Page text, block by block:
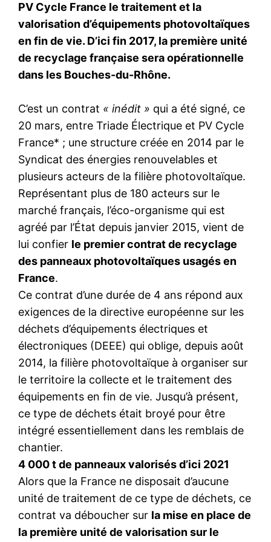
PV Cycle France le traitement et la
valorisation d’équipements photovoltaïques
en fin de vie. D’ici fin 2017, la première unité
de recyclage française sera opérationnelle
dans les Bouches-du-Rhône.
C’est un contrat « inédit » qui a été signé, ce
20 mars, entre Triade Électrique et PV Cycle
France* ; une structure créée en 2014 par le
Syndicat des énergies renouvelables et
plusieurs acteurs de la filière photovoltaïque.
Représentant plus de 180 acteurs sur le
marché français, l’éco-organisme qui est
agréé par l’État depuis janvier 2015, vient de
lui confier le premier contrat de recyclage
des panneaux photovoltaïques usagés en
France.
Ce contrat d’une durée de 4 ans répond aux
exigences de la directive européenne sur les
déchets d’équipements électriques et
électroniques (DEEE) qui oblige, depuis août
2014, la filière photovoltaïque à organiser sur
le territoire la collecte et le traitement des
équipements en fin de vie. Jusqu’à présent,
ce type de déchets était broyé pour être
intégré essentiellement dans les remblais de
chantier.
4 000 t de panneaux valorisés d’ici 2021
Alors que la France ne disposait d’aucune
unité de traitement de ce type de déchets, ce
contrat va déboucher sur la mise en place de
la première unité de valorisation sur le